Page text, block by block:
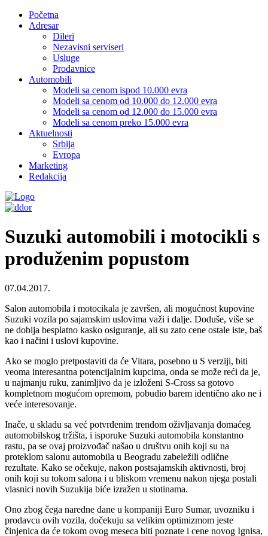
Početna
Adresar
Dileri
Nezavisni serviseri
Usluge
Prodavnice
Automobili
Modeli sa cenom ispod 10.000 evra
Modeli sa cenom od 10.000 do 12.000 evra
Modeli sa cenom od 12.000 do 15.000 evra
Modeli sa cenom preko 15.000 evra
Aktuelnosti
Srbija
Evropa
Marketing
Redakcija
Suzuki automobili i motocikli s
produženim popustom
07.04.2017.
Salon automobila i motocikala je završen, ali mogućnost kupovine
Suzuki vozila po sajamskim uslovima važi i dalje. Doduše, više se
ne dobija besplatno kasko osiguranje, ali su zato cene ostale iste, baš
kao i načini i uslovi kupovine.
Ako se moglo pretpostaviti da će Vitara, posebno u S verziji, biti
veoma interesantna potencijalnim kupcima, onda se može reći da je,
u najmanju ruku, zanimljivo da je izloženi S-Cross sa gotovo
kompletnom mogućom opremom, pobudio barem identično ako ne i
veće interesovanje.
Inače, u skladu sa već potvrđenim trendom oživljavanja domaćeg
automobilskog tržišta, i isporuke Suzuki automobila konstantno
rastu, pa se ovaj proizvođač našao u društvu onih koji su na
proteklom salonu automobila u Beogradu zabeležili odlične
rezultate. Kako se očekuje, nakon postsajamskih aktivnosti, broj
onih koji su tokom salona i u bliskom vremenu nakon njega postali
vlasnici novih Suzukija biće izražen u stotinama.
Ono zbog čega naredne dane u kompaniji Euro Sumar, uvozniku i
prodavcu ovih vozila, dočekuju sa velikim optimizmom jeste
činjenica da će tokom ovog meseca biti poznate i cene novog Ignisa,